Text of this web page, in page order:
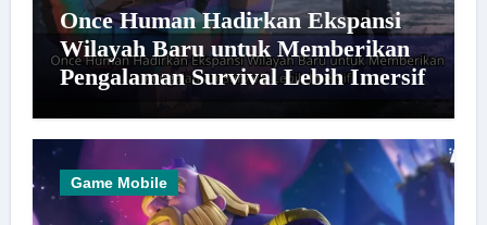
Once Human Hadirkan Ekspansi
Wilayah Baru untuk Memberikan
Pengalaman Survival Lebih Imersif
Game Mobile